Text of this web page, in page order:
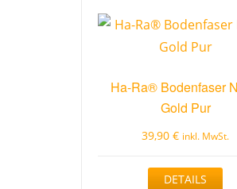
Ha-Ra® Bodenfaser
Gold Pur
39,90€ inkl. MwSt.
DETAILS